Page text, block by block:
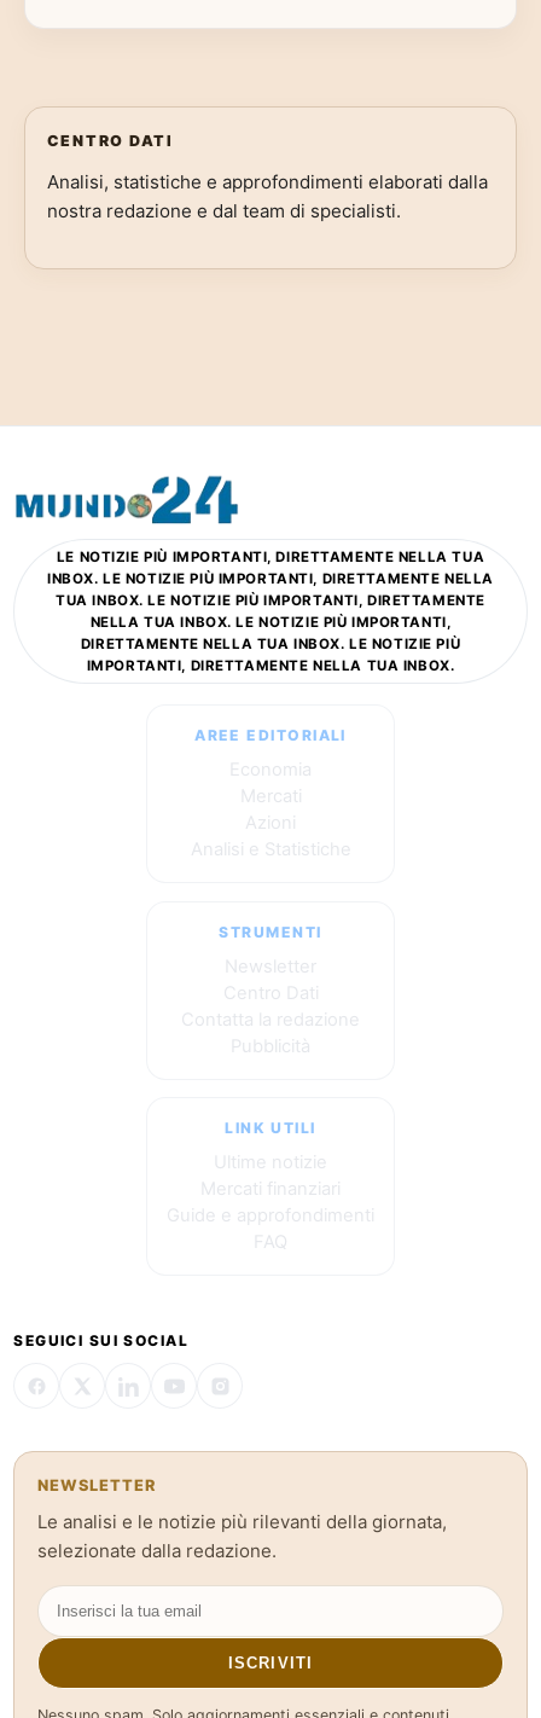
CENTRO DATI
Analisi, statistiche e approfondimenti elaborati dalla
nostra redazione e dal team di specialisti.
LE NOTIZIE PIÙ IMPORTANTI, DIRETTAMENTE NELLA TUA
INBOX. LE NOTIZIE PIÙ IMPORTANTI, DIRETTAMENTE NELLA
TUA INBOX. LE NOTIZIE PIÙ IMPORTANTI, DIRETTAMENTE
NELLA TUA INBOX. LE NOTIZIE PIÙ IMPORTANTI,
DIRETTAMENTE NELLA TUA INBOX. LE NOTIZIE PIÙ
IMPORTANTI, DIRETTAMENTE NELLA TUA INBOX.
AREE EDITORIALI
Economia
Mercati
Azioni
Analisi e Statistiche
STRUMENTI
Newsletter
Centro Dati
Contatta la redazione
Pubblicità
LINK UTILI
Ultime notizie
Mercati finanziari
Guide e approfondimenti
FAQ
SEGUICI SUI SOCIAL
NEWSLETTER
Le analisi e le notizie più rilevanti della giornata,
selezionate dalla redazione.
ISCRIVITI